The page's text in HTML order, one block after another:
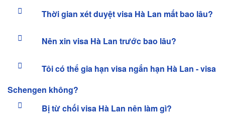
Thời gian xét duyệt visa Hà Lan mất bao lâu?
Nên xin visa Hà Lan trước bao lâu?
Tôi có thể gia hạn visa ngắn hạn Hà Lan - visa
Schengen không?
Bị từ chối visa Hà Lan nên làm gì?